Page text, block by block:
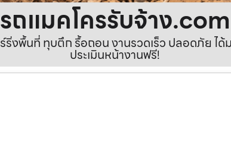
รถแมคโครรับจ้าง.com
ริ่งพื้นที่ ทุบตึก รื้อถอน งานรวดเร็ว ปลอดภัย ได้
ประเมินหน้างานฟรี!